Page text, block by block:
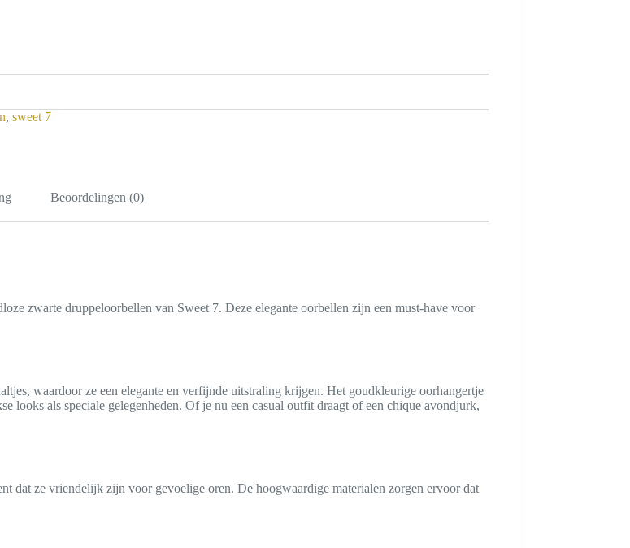
, sweet 7
Beoordelingen (0)
zwarte druppeloorbellen van Sweet 7. Deze elegante oorbellen zijn een must-have voor
waardoor ze een elegante en verfijnde uitstraling krijgen. Het goudkleurige oorhangertje
als speciale gelegenheden. Of je nu een casual outfit draagt of een chique avondjurk,
dat ze vriendelijk zijn voor gevoelige oren. De hoogwaardige materialen zorgen ervoor dat